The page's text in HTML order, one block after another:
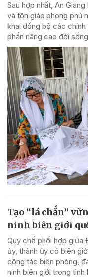
Sau hợp nhất, An
và tôn giáo phong phú
khai đồng bộ các
phần nâng cao đời
Tạo “lá chắn”
ninh biên giới
Quy chế phối hợp giữa
ủy, thành ủy có biên
công tác biên phòng,
ninh biên giới trong tình